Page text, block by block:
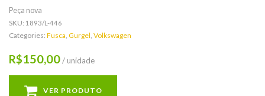
Peça nova
SKU: 1893/L-446
Categories: Fusca, Gurgel, Volkswagen
R$150,00/ unidade
VER PRODUTO